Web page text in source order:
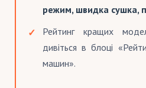
режим, швидка сушка,
Рейтинг кращих
дивіться в блоці
машин».